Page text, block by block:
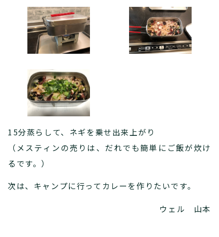
15分蒸らして、ネギを乗せ出来上がり
（メスティンの売りは、だれでも簡単にご飯が炊け
るです。）
次は、キャンプに行ってカレーを作りたいです。
ウェル 山本